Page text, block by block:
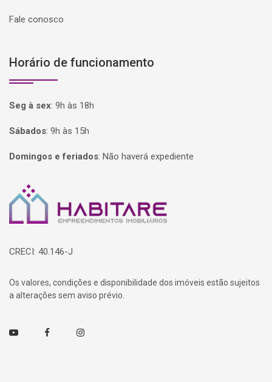
Fale conosco
Horário de funcionamento
Seg à sex: 9h às 18h
Sábados: 9h às 15h
Domingos e feriados: Não haverá expediente
Página inicial
CRECI: 40.146-J
Os valores, condições e disponibilidade dos imóveis estão sujeitos
a alterações sem aviso prévio.
Youtube FacebookInstagram